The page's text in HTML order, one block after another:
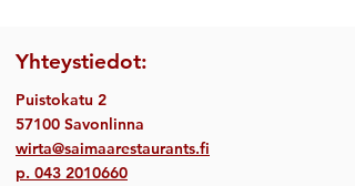
Yhteystiedot:
Puistokatu 2
57100 Savonlinna
wirta@saimaarestaurants.fi
p. 043 2010660